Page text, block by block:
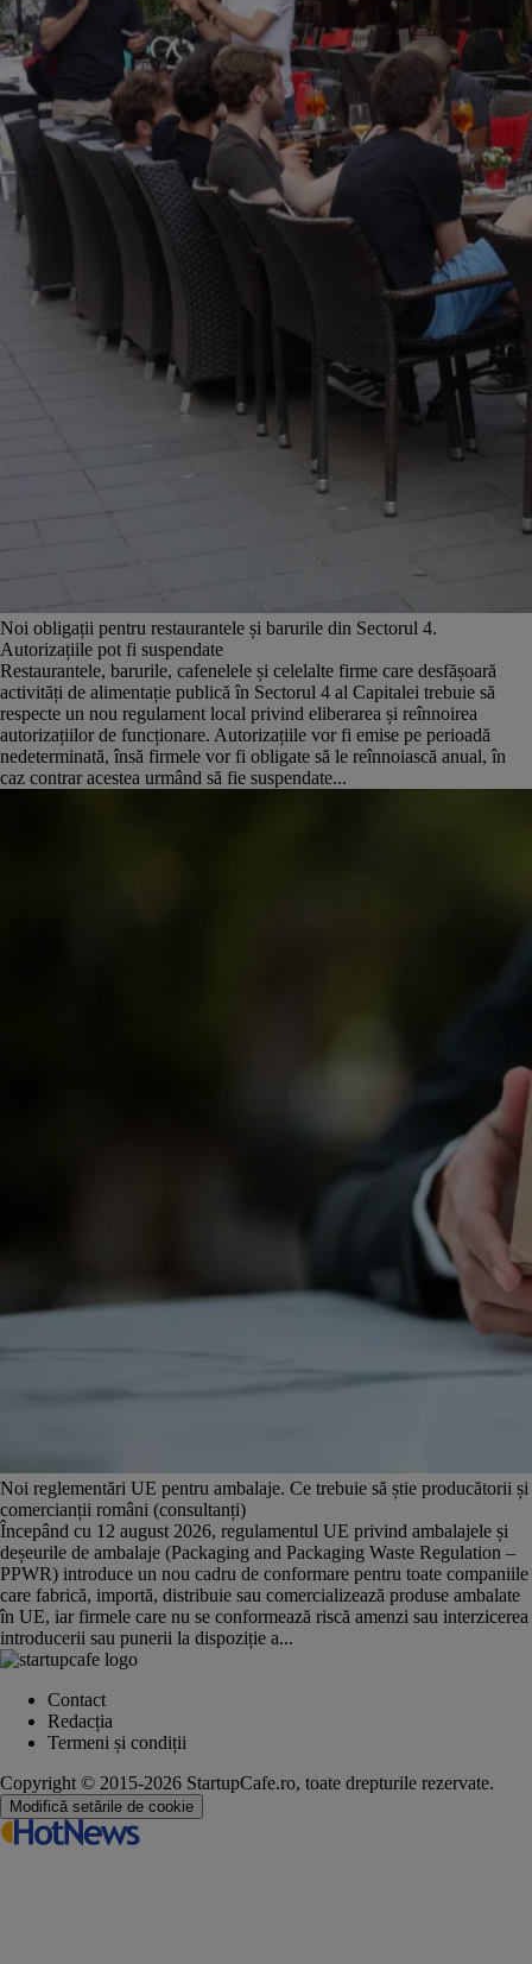
Noi obligații pentru restaurantele și barurile din Sectorul 4.
Autorizațiile pot fi suspendate
Restaurantele, barurile, cafenelele și celelalte firme care desfășoară
activități de alimentație publică în Sectorul 4 al Capitalei trebuie să
respecte un nou regulament local privind eliberarea și reînnoirea
autorizațiilor de funcționare. Autorizațiile vor fi emise pe perioadă
nedeterminată, însă firmele vor fi obligate să le reînnoiască anual, în
caz contrar acestea urmând să fie suspendate...
Noi reglementări UE pentru ambalaje. Ce trebuie să știe producătorii și
comercianții români (consultanți)
Începând cu 12 august 2026, regulamentul UE privind ambalajele și
deșeurile de ambalaje (Packaging and Packaging Waste Regulation –
PPWR) introduce un nou cadru de conformare pentru toate companiile
care fabrică, importă, distribuie sau comercializează produse ambalate
în UE, iar firmele care nu se conformează riscă amenzi sau interzicerea
introducerii sau punerii la dispoziție a...
Contact
Redacția
Termeni și condiții
Copyright © 2015-2026 StartupCafe.ro, toate drepturile rezervate.
Modifică setările de cookie